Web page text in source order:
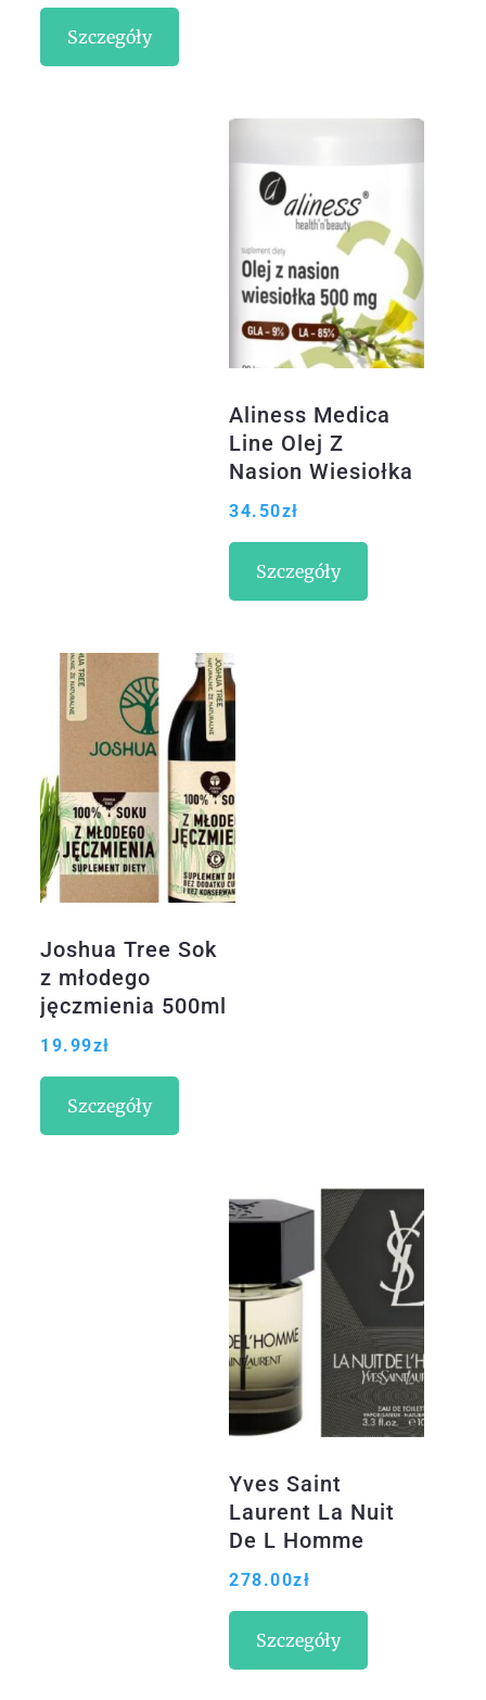
Szczegóły
Aliness Medica
Line Olej Z
Nasion Wiesiołka
500Mg 90Kaps.
34.50zł
Szczegóły
Joshua Tree Sok
z młodego
jęczmienia 500ml
19.99zł
Szczegóły
Yves Saint
Laurent La Nuit
De L Homme
Woda toaletowa
278.00zł
Szczegóły